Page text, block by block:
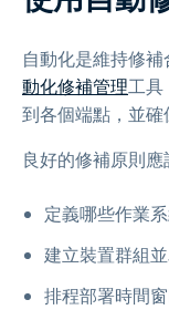
自動化是維持修
動化修補管理工具
到各個端點，並確
良好的修補原則應
定義哪些作業
建立裝置群組
排程部署時間